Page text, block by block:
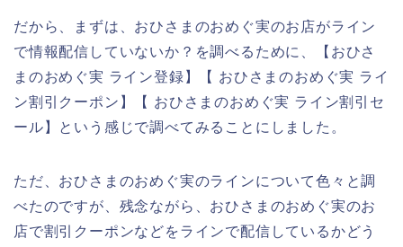
だから、まずは、おひさまのおめぐ実のお店がライン
で情報配信していないか？を調べるために、【おひさ
まのおめぐ実 ライン登録】【 おひさまのおめぐ実 ライ
ン割引クーポン】【 おひさまのおめぐ実 ライン割引セ
ール】という感じで調べてみることにしました。
ただ、おひさまのおめぐ実のラインについて色々と調
べたのですが、残念ながら、おひさまのおめぐ実のお
店で割引クーポンなどをラインで配信しているかどう